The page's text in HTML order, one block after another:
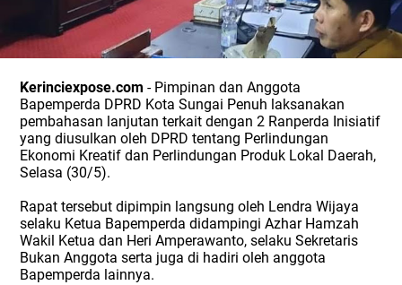
Kerinciexpose.com - Pimpinan dan Anggota
Bapemperda DPRD Kota Sungai Penuh laksanakan
pembahasan lanjutan terkait dengan 2 Ranperda Inisiatif
yang diusulkan oleh DPRD tentang Perlindungan
Ekonomi Kreatif dan Perlindungan Produk Lokal Daerah,
Selasa (30/5).
Rapat tersebut dipimpin langsung oleh Lendra Wijaya
selaku Ketua Bapemperda didampingi Azhar Hamzah
Wakil Ketua dan Heri Amperawanto, selaku Sekretaris
Bukan Anggota serta juga di hadiri oleh anggota
Bapemperda lainnya.